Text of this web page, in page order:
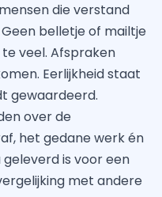
die verstand
belletje of mailtje
veel. Afspraken
Eerlijkheid staat
gewaardeerd.
over de
het gedane werk én
is voor een
met andere